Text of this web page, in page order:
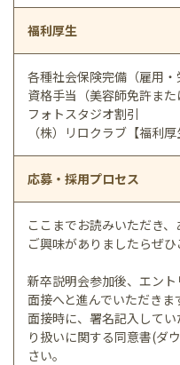
福利厚生
各種社会保険完備（雇用・
資格手当（美容師免許また
フォトスタジオ割引
（株）リロクラブ【福利
応募・採用プロセス
ここまでお読みいただき、
ご興味がありましたらぜひ
新卒説明会参加後、エント
面接へと進んでいただきま
面接時に、署名記入して
り扱いに関する同意書(ダ
さい。